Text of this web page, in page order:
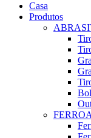
Casa
Produtos